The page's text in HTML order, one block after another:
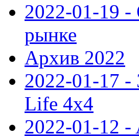
2022-01-19 -
рынке
Архив 2022
2022-01-17 -
Life 4x4
2022-01-12 -